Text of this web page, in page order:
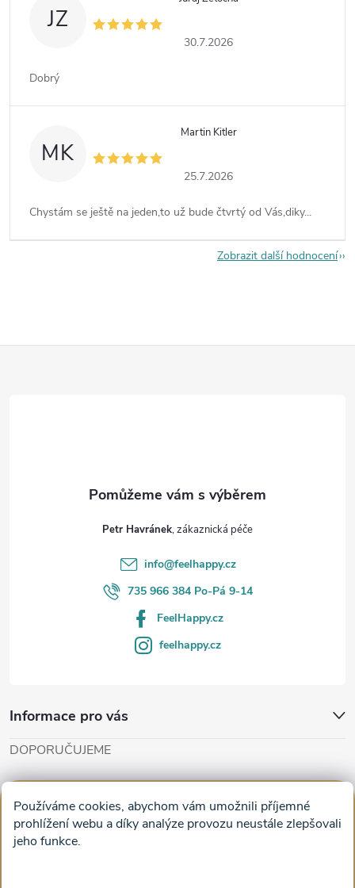
Používáme cookies, abychom vám umožnili příjemné
prohlížení webu a díky analýze provozu neustále zlepšovali
jeho funkce.
JZ
30.7.2026
Dobrý
MK
Martin Kitler
25.7.2026
Chystám se ještě na jeden,to už bude čtvrtý od Vás,diky...
Zobrazit další hodnocení
Petr Havránek
info@feelhappy.cz
735 966 384 Po-Pá 9-14
FeelHappy.cz
feelhappy.cz
Informace pro vás
DOPORUČUJEME
Obrazy na plátně na zeď a stěnu do obýváku
Facebook